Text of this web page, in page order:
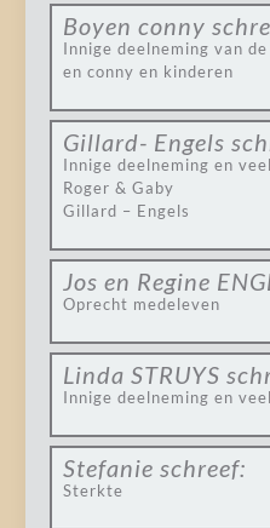
Boyen conny
Innige deelneming van
en conny en kinderen
Gillard- Engels
Innige deelneming en
Roger & Gaby
Gillard – Engels
Jos en Regine
Oprecht medeleven
Linda STRUYS
Innige deelneming en
Stefanie schreef:
Sterkte